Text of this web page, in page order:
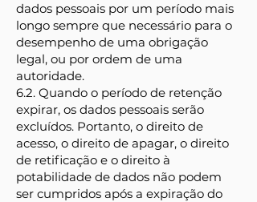
dados pessoais por um período mais
longo sempre que necessário para o
desempenho de uma obrigação
legal, ou por ordem de uma
autoridade.
6.2. Quando o período de retenção
expirar, os dados pessoais serão
excluídos. Portanto, o direito de
acesso, o direito de apagar, o direito
de retificação e o direito à
potabilidade de dados não podem
ser cumpridos após a expiração do